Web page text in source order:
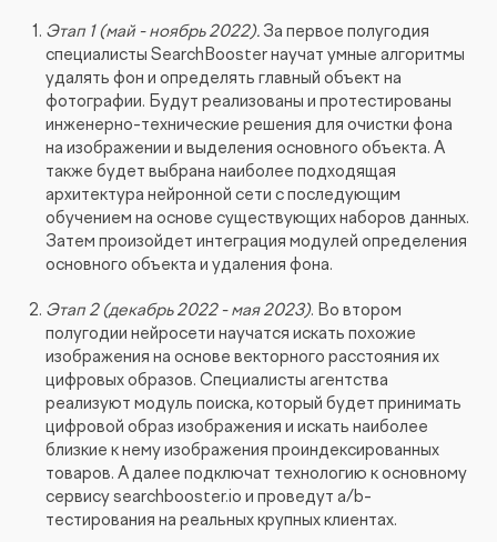
Этап 1 (май - ноябрь 2022). За первое полугодия
специалисты SearchBooster научат умные алгоритмы
удалять фон и определять главный объект на
фотографии. Будут реализованы и протестированы
инженерно-технические решения для очистки фона
на изображении и выделения основного объекта. А
также будет выбрана наиболее подходящая
архитектура нейронной сети с последующим
обучением на основе существующих наборов данных.
Затем произойдет интеграция модулей определения
основного объекта и удаления фона.
Этап 2 (декабрь 2022 - мая 2023). Во втором
полугодии нейросети научатся искать похожие
изображения на основе векторного расстояния их
цифровых образов. Специалисты агентства
реализуют модуль поиска, который будет принимать
цифровой образ изображения и искать наиболее
близкие к нему изображения проиндексированных
товаров. А далее подключат технологию к основному
сервису searchbooster.io и проведут a/b-
тестирования на реальных крупных клиентах.